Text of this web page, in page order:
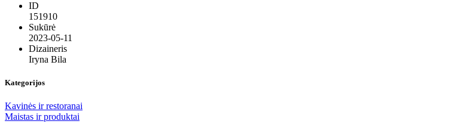
ID
151910
Sukūrė
2023-05-11
Dizaineris
Iryna Bila
Kategorijos
Kavinės ir restoranai
Maistas ir produktai